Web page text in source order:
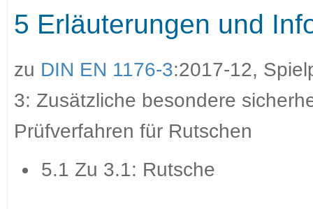
5 Erläuterungen und
zu DIN EN 1176-3:2017-12,
3: Zusätzliche besondere
Prüfverfahren für Rutschen
5.1 Zu 3.1: Rutsche